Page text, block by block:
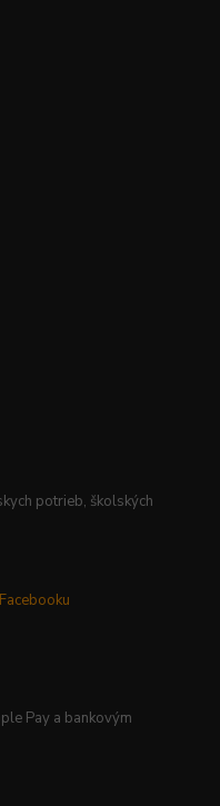
potrieb, školských
Pay a bankovým